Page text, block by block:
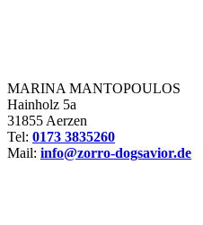
MARINA MANTOPOULOS
Hainholz 5a
31855 Aerzen
Tel: 0173 3835260
Mail: info@zorro-dogsavior.de